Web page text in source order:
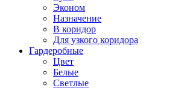
Эконом
Назначение
В коридор
Для узкого коридора
Гардеробные
Цвет
Белые
Светлые